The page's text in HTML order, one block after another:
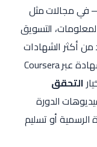
في مجالات مثل
التسويق
أكثر الشهادات
طلباً في سوق العمل. الرسوم الكاملة للشهادة عبر Coursera
التحقق
الدورة
أو تسليم